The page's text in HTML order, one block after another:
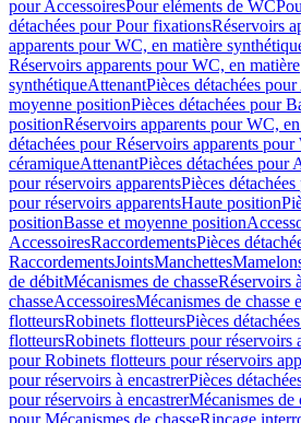
pour AccessoiresPour eléments de WC
détachées pour Pour fixationsRéservoirs
apparents pour WC, en matière
Réservoirs apparents pour WC, en matière
synthétiqueAttenantPièces détachées
moyenne positionPièces détachées pour
positionRéservoirs apparents pour WC,
détachées pour Réservoirs apparents pour
céramiqueAttenantPièces détachées pour
pour réservoirs apparentsPièces
pour réservoirs apparentsHaute position
positionBasse et moyenne position
AccessoiresRaccordementsPièces
RaccordementsJointsManchettes
de débitMécanismes de chasseRéservoirs
chasseAccessoiresMécanismes de chasse
flotteursRobinets flotteursPièces
flotteursRobinets flotteurs pour réservoirs
pour Robinets flotteurs pour réservoirs
pour réservoirs à encastrerPièces
pour réservoirs à encastrerMécanismes de
pour Mécanismes de chasseRinçage